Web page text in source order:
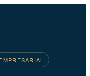
EMPRESARIAL